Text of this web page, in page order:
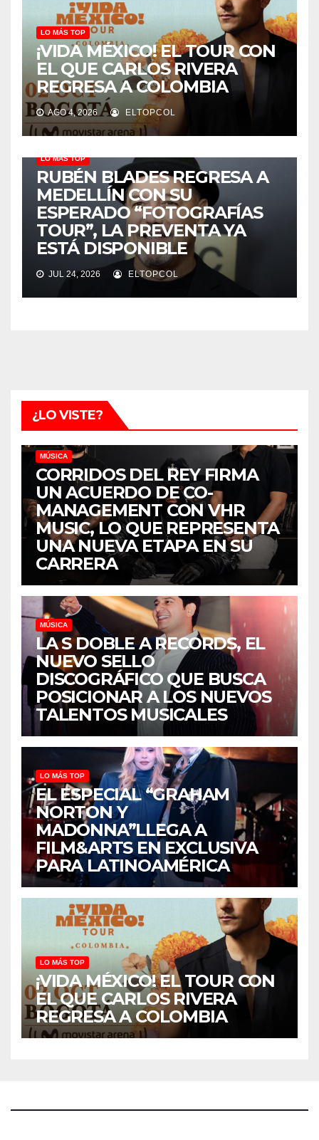
LO MÁS TOP
¡VIDA MÉXICO! EL TOUR CON
EL QUE CARLOS RIVERA
REGRESA A COLOMBIA
AGO 4, 2026 ELTOPCOL
LO MÁS TOP
RUBÉN BLADES REGRESA A
MEDELLÍN CON SU
ESPERADO “FOTOGRAFÍAS
TOUR”, LA PREVENTA YA
ESTÁ DISPONIBLE
JUL 24, 2026 ELTOPCOL
¿LO VISTE?
MÚSICA
CORRIDOS DEL REY FIRMA
UN ACUERDO DE CO-
MANAGEMENT CON VHR
MUSIC, LO QUE REPRESENTA
UNA NUEVA ETAPA EN SU
CARRERA
MÚSICA
LA S DOBLE A RECORDS, EL
NUEVO SELLO
DISCOGRÁFICO QUE BUSCA
POSICIONAR A LOS NUEVOS
TALENTOS MUSICALES
LO MÁS TOP
EL ESPECIAL “GRAHAM
NORTON Y
MADONNA”LLEGA A
FILM&ARTS EN EXCLUSIVA
PARA LATINOAMÉRICA
LO MÁS TOP
¡VIDA MÉXICO! EL TOUR CON
EL QUE CARLOS RIVERA
REGRESA A COLOMBIA